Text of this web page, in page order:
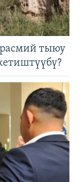
тыюу